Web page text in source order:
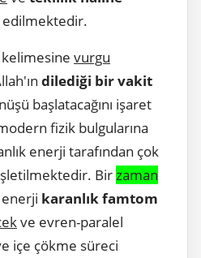
edilmektedir.
vurgu
dilediği bir vakit
başlatacağını işaret
fizik bulgularına
enerji tarafından çok
Birzaman
enerji karanlık famtom
ve evren-paralel
içe çökme süreci